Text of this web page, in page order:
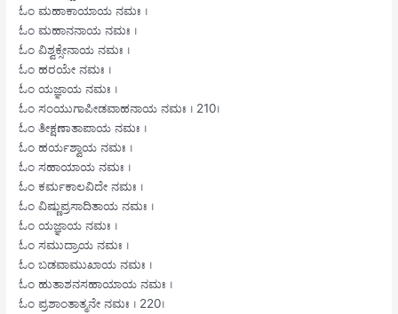
ಓಂ ಮಹಾಕಾಯಾಯ ನಮಃ ।
ಓಂ ಮಹಾನನಾಯ ನಮಃ ।
ಓಂ ವಿಶ್ವಕ್ಸೇನಾಯ ನಮಃ ।
ಓಂ ಹರಯೇ ನಮಃ ।
ಓಂ ಯಜ್ಞಾಯ ನಮಃ ।
ಓಂ ಸಂಯುಗಾಪೀಡವಾಹನಾಯ ನಮಃ । 210।
ಓಂ ತೀಕ್ಷಣಾತಾಪಾಯ ನಮಃ ।
ಓಂ ಹರ್ಯಶ್ವಾಯ ನಮಃ ।
ಓಂ ಸಹಾಯಾಯ ನಮಃ ।
ಓಂ ಕರ್ಮಕಾಲವಿದೇ ನಮಃ ।
ಓಂ ವಿಷ್ಣುಪ್ರಸಾದಿತಾಯ ನಮಃ ।
ಓಂ ಯಜ್ಞಾಯ ನಮಃ ।
ಓಂ ಸಮುದ್ರಾಯ ನಮಃ ।
ಓಂ ಬಡವಾಮುಖಾಯ ನಮಃ ।
ಓಂ ಹುತಾಶನಸಹಾಯಾಯ ನಮಃ ।
ಓಂ ಪ್ರಶಾಂತಾತ್ಮನೇ ನಮಃ । 220।